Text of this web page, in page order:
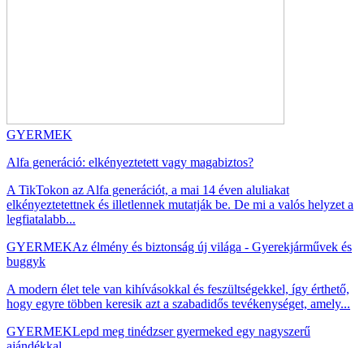
GYERMEK
Alfa generáció: elkényeztetett vagy magabiztos?
A TikTokon az Alfa generációt, a mai 14 éven aluliakat
elkényeztetettnek és illetlennek mutatják be. De mi a valós helyzet a
legfiatalabb...
GYERMEKAz élmény és biztonság új világa - Gyerekjárművek és
buggyk
A modern élet tele van kihívásokkal és feszültségekkel, így érthető,
hogy egyre többen keresik azt a szabadidős tevékenységet, amely...
GYERMEKLepd meg tinédzser gyermeked egy nagyszerű